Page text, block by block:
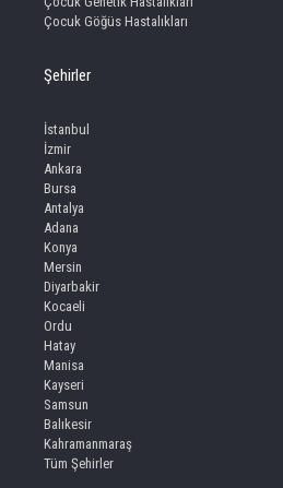
Çocuk Göğüs Hastalıkları
Şehirler
İstanbul
İzmir
Ankara
Bursa
Antalya
Adana
Konya
Mersin
Diyarbakir
Kocaeli
Ordu
Hatay
Manisa
Kayseri
Samsun
Balıkesir
Kahramanmaraş
Tüm Şehirler